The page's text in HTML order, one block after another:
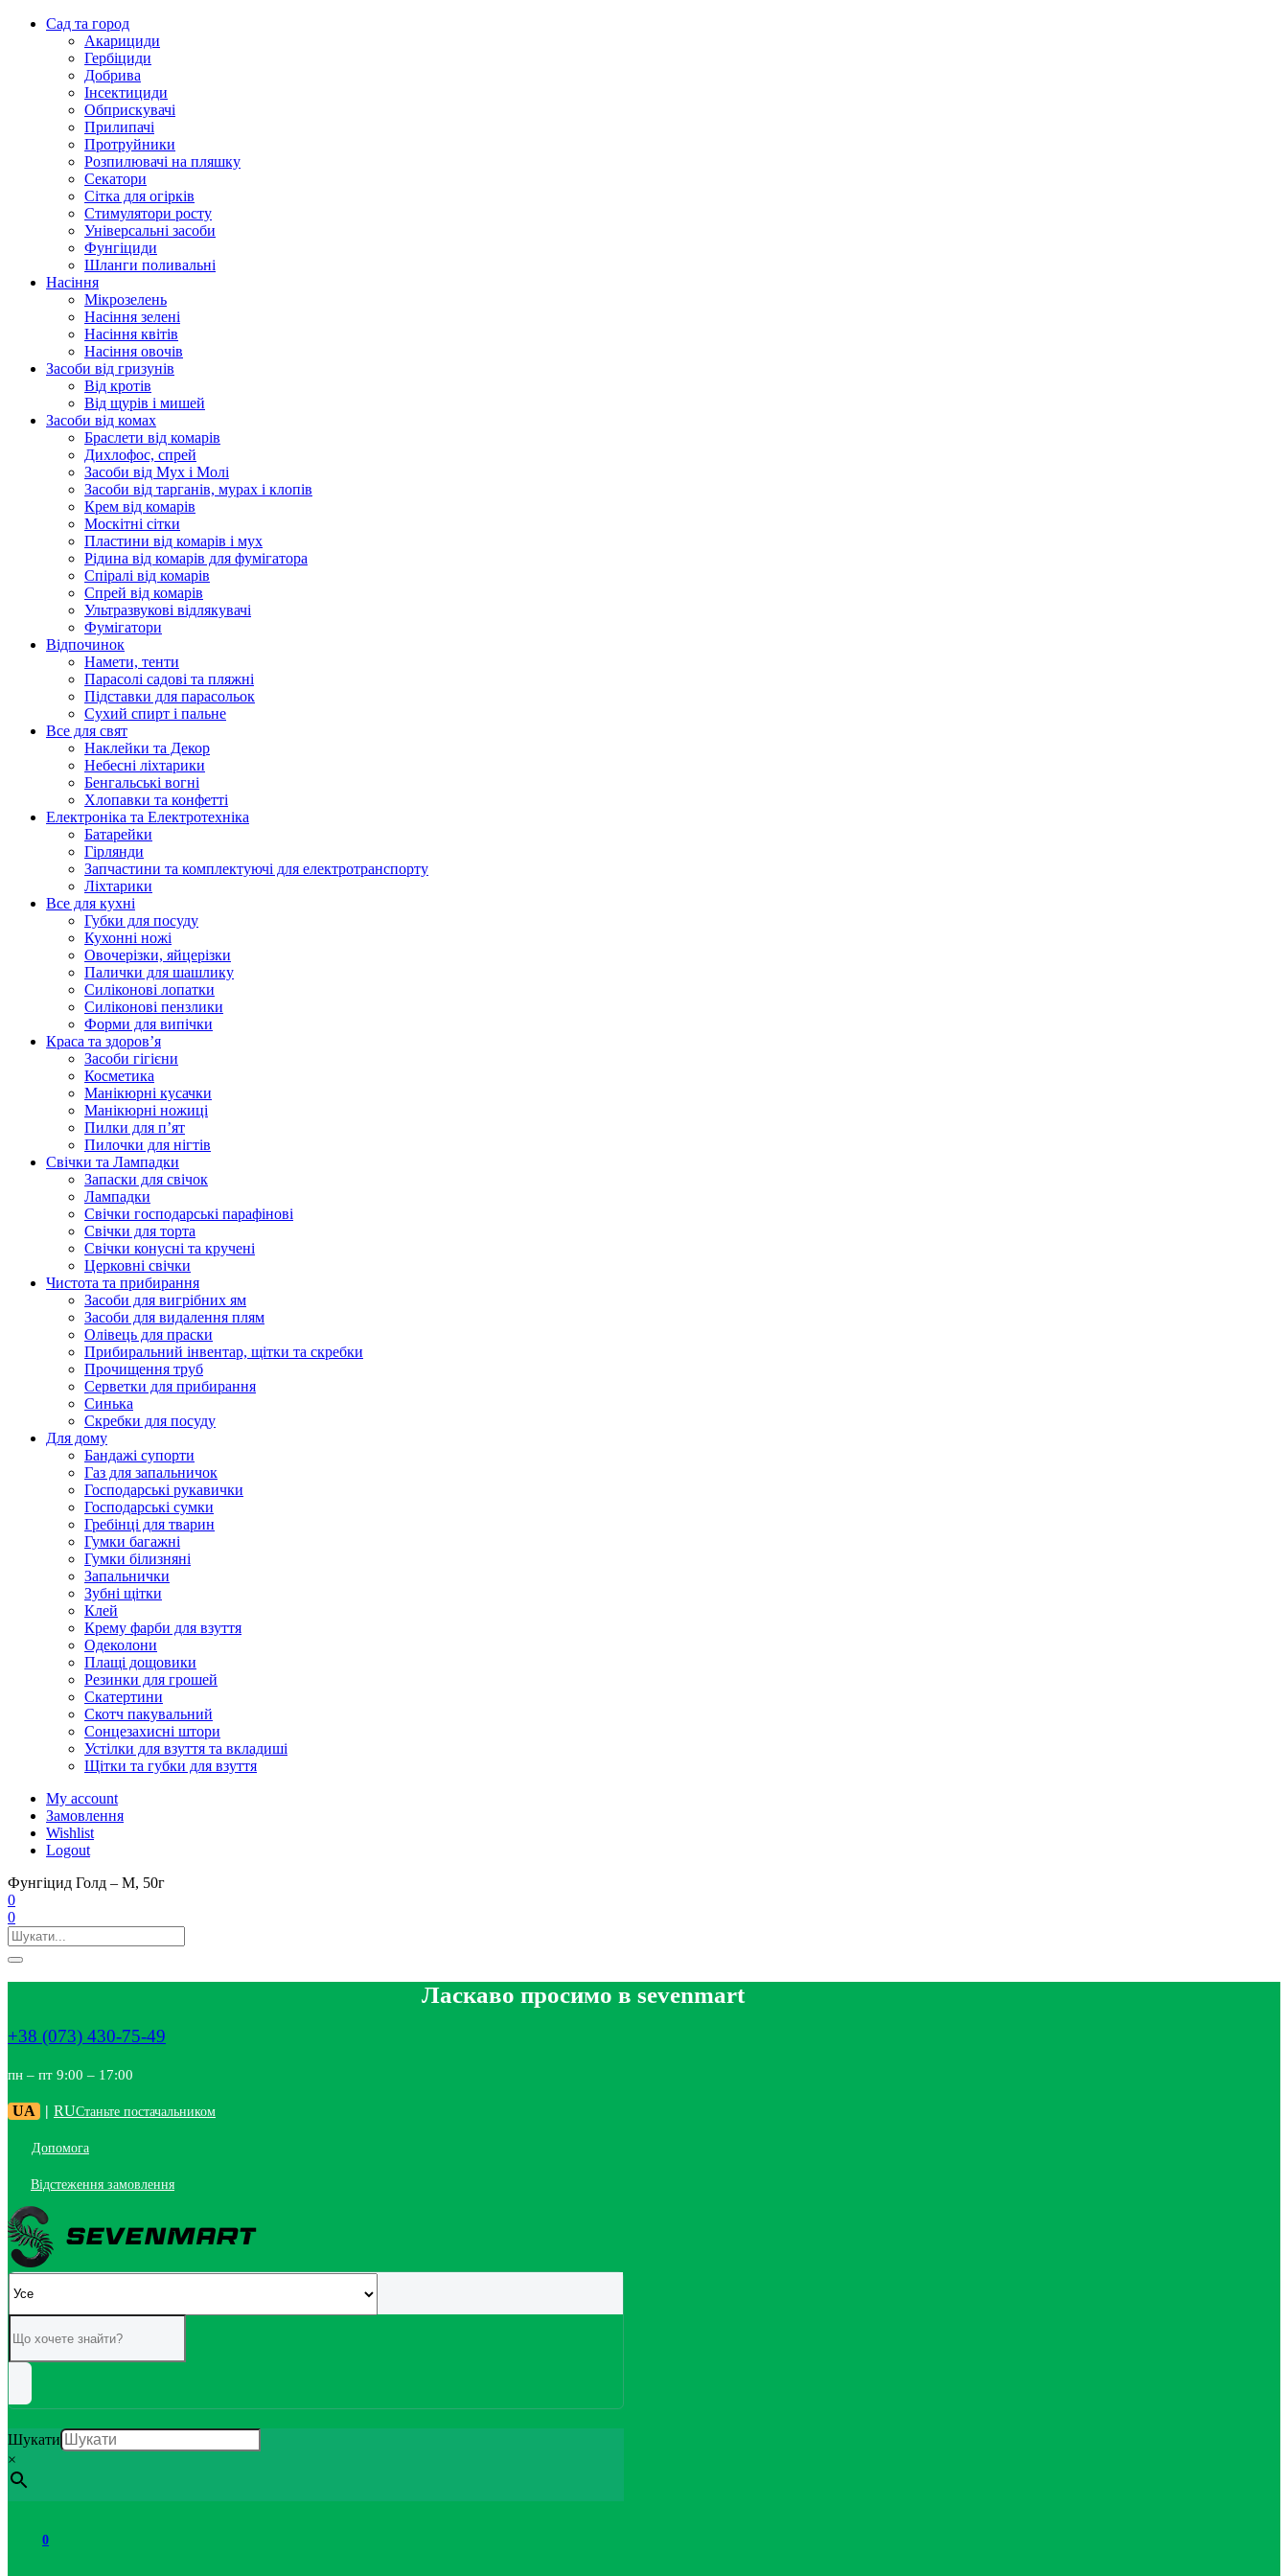
Сад та город
Акарициди
Гербіциди
Добрива
Інсектициди
Обприскувачі
Прилипачі
Протруйники
Розпилювачі на пляшку
Секатори
Сітка для огірків
Стимулятори росту
Універсальні засоби
Фунгіциди
Шланги поливальні
Насіння
Мікрозелень
Насіння зелені
Насіння квітів
Насіння овочів
Засоби від гризунів
Від кротів
Від щурів і мишей
Засоби від комах
Браслети від комарів
Дихлофос, спрей
Засоби від Мух і Молі
Засоби від тарганів, мурах і клопів
Крем від комарів
Москітні сітки
Пластини від комарів і мух
Рідина від комарів для фумігатора
Спіралі від комарів
Спрей від комарів
Ультразвукові відлякувачі
Фумігатори
Відпочинок
Намети, тенти
Парасолі садові та пляжні
Підставки для парасольок
Сухий спирт і пальне
Все для свят
Наклейки та Декор
Небесні ліхтарики
Бенгальські вогні
Хлопавки та конфетті
Електроніка та Електротехніка
Батарейки
Гірлянди
Запчастини та комплектуючі для електротранспорту
Ліхтарики
Все для кухні
Губки для посуду
Кухонні ножі
Овочерізки, яйцерізки
Палички для шашлику
Силіконові лопатки
Силіконові пензлики
Форми для випічки
Краса та здоров’я
Засоби гігієни
Косметика
Манікюрні кусачки
Манікюрні ножиці
Пилки для п’ят
Пилочки для нігтів
Свічки та Лампадки
Запаски для свічок
Лампадки
Свічки господарські парафінові
Свічки для торта
Свічки конусні та кручені
Церковні свічки
Чистота та прибирання
Засоби для вигрібних ям
Засоби для видалення плям
Олівець для праски
Прибиральний інвентар, щітки та скребки
Прочищення труб
Серветки для прибирання
Синька
Скребки для посуду
Для дому
Бандажі супорти
Газ для запальничок
Господарські рукавички
Господарські сумки
Гребінці для тварин
Гумки багажні
Гумки білизняні
Запальнички
Зубні щітки
Клей
Крему фарби для взуття
Одеколони
Плащі дощовики
Резинки для грошей
Скатертини
Скотч пакувальний
Сонцезахисні штори
Устілки для взуття та вкладиші
Щітки та губки для взуття
My account
Замовлення
Wishlist
Logout
Фунгіцид Голд – М, 50г
0
0
Ласкаво просимо в sevenmart
+38 (073) 430-75-49
пн – пт 9:00 – 17:00
UA | RUСтаньте постачальником
Допомога
Відстеження замовлення
Шукати
×
0